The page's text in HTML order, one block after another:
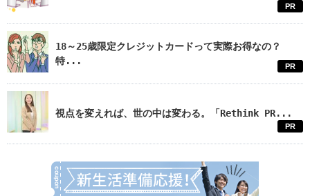
PR
18～25歳限定クレジットカードって実際お得なの？
特...
PR
視点を変えれば、世の中は変わる。「Rethink PR...
PR